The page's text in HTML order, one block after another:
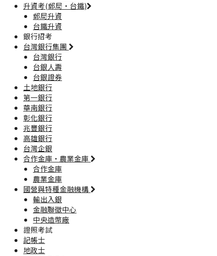
升資考(郵局·台鐵)
郵局升資
台鐵升資
銀行招考
台灣銀行集團
台灣銀行
台銀人壽
台銀證券
土地銀行
第一銀行
華南銀行
彰化銀行
兆豐銀行
高雄銀行
台灣企銀
合作金庫·農業金庫
合作金庫
農業金庫
國營與特種金融機構
輸出入銀
金融聯徵中心
中央造幣廠
證照考試
記帳士
地政士